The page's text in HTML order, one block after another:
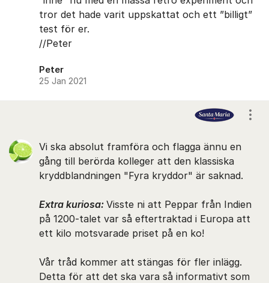
tror det hade varit uppskattat och ett ”billigt”
test för er.
//Peter
Peter
25 Jan 2021
Vi ska absolut framföra och flagga ännu en
gång till berörda kolleger att den klassiska
kryddblandningen "Fyra kryddor" är saknad.
Extra kuriosa: Visste ni att Peppar från Indien
på 1200-talet var så eftertraktad i Europa att
ett kilo motsvarade priset på en ko!
Vår tråd kommer att stängas för fler inlägg.
Detta för att det ska vara så informativt som